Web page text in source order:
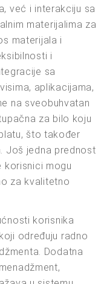
već i interakciju sa
materijalima za
materijala i
i
sa
aplikacijama,
na sveobuhvatan
za bilo koju
što također
Još jedna prednost
korisnici mogu
za kvalitetno
korisnika
određuju radno
Dodatna